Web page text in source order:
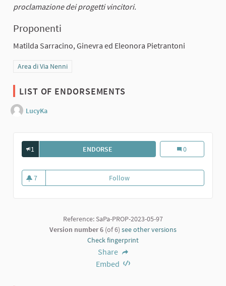
proclamazione dei progetti vincitori.
Proponenti
Matilda Sarracino, Ginevra ed Eleonora Pietrantoni
Filter results for category: Area di Via Nenni
Area di Via Nenni
LIST OF ENDORSEMENTS
LucyKa
1 ENDORSE 2. TUTTI PER UNO, UNO PER TUTTI
2. Tutti per
0
7
7 followers
Follow2. Tutti per uno, uno per tutti
Reference: SaPa-PROP-2023-05-97
Version number 6 (of 6) see other versions
Check fingerprint
Share
Embed